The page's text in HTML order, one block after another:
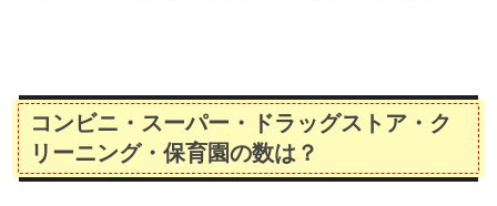
コンビニ・スーパー・ドラッグストア・ク
リーニング・保育園の数は？